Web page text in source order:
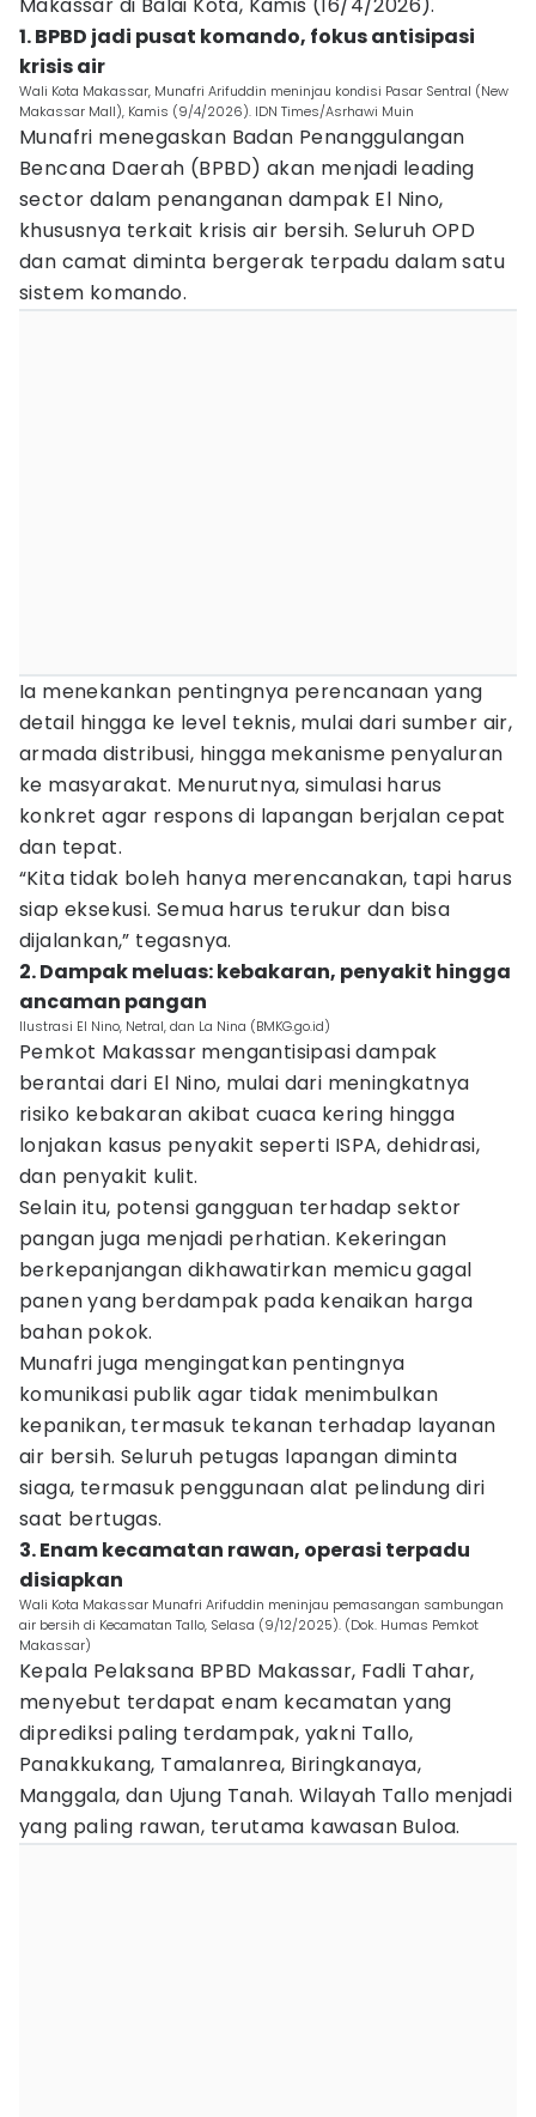
1. BPBD jadi pusat komando, fokus antisipasi
krisis air
Wali Kota Makassar, Munafri Arifuddin meninjau kondisi Pasar Sentral (New
Makassar Mall), Kamis (9/4/2026). IDN Times/Asrhawi Muin
Munafri menegaskan Badan Penanggulangan
Bencana Daerah (BPBD) akan menjadi leading
sector dalam penanganan dampak El Nino,
khususnya terkait krisis air bersih. Seluruh OPD
dan camat diminta bergerak terpadu dalam satu
sistem komando.
Ia menekankan pentingnya perencanaan yang
detail hingga ke level teknis, mulai dari sumber air,
armada distribusi, hingga mekanisme penyaluran
ke masyarakat. Menurutnya, simulasi harus
konkret agar respons di lapangan berjalan cepat
dan tepat.
“Kita tidak boleh hanya merencanakan, tapi harus
siap eksekusi. Semua harus terukur dan bisa
dijalankan,” tegasnya.
2. Dampak meluas: kebakaran, penyakit hingga
ancaman pangan
Ilustrasi El Nino, Netral, dan La Nina (BMKG.go.id)
Pemkot Makassar mengantisipasi dampak
berantai dari El Nino, mulai dari meningkatnya
risiko kebakaran akibat cuaca kering hingga
lonjakan kasus penyakit seperti ISPA, dehidrasi,
dan penyakit kulit.
Selain itu, potensi gangguan terhadap sektor
pangan juga menjadi perhatian. Kekeringan
berkepanjangan dikhawatirkan memicu gagal
panen yang berdampak pada kenaikan harga
bahan pokok.
Munafri juga mengingatkan pentingnya
komunikasi publik agar tidak menimbulkan
kepanikan, termasuk tekanan terhadap layanan
air bersih. Seluruh petugas lapangan diminta
siaga, termasuk penggunaan alat pelindung diri
saat bertugas.
3. Enam kecamatan rawan, operasi terpadu
disiapkan
Wali Kota Makassar Munafri Arifuddin meninjau pemasangan sambungan
air bersih di Kecamatan Tallo, Selasa (9/12/2025). (Dok. Humas Pemkot
Makassar)
Kepala Pelaksana BPBD Makassar, Fadli Tahar,
menyebut terdapat enam kecamatan yang
diprediksi paling terdampak, yakni Tallo,
Panakkukang, Tamalanrea, Biringkanaya,
Manggala, dan Ujung Tanah. Wilayah Tallo menjadi
yang paling rawan, terutama kawasan Buloa.